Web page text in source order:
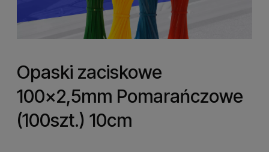
Opaski zaciskowe
100x2,5mm Pomarańczowe
(100szt.) 10cm